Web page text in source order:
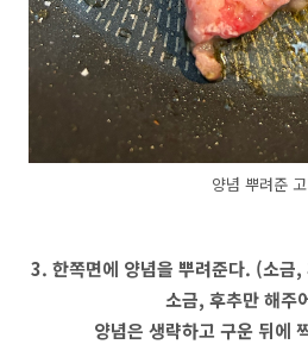
양념 뿌려준
3. 한쪽면에 양념을 뿌려준다. (소금
소금, 후추만 해주
양념은 생략하고 구운 뒤에